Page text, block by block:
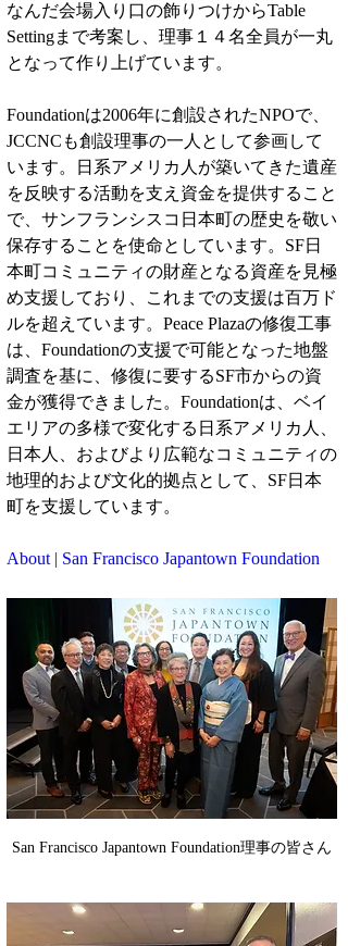
なんだ会場入り口の飾りつけからTable
Settingまで考案し、理事１４名全員が一丸
となって作り上げています。
Foundationは2006年に創設されたNPOで、
JCCNCも創設理事の一人として参画して
います。日系アメリカ人が築いてきた遺産
を反映する活動を支え資金を提供すること
で、サンフランシスコ日本町の歴史を敬い
保存することを使命としています。SF日
本町コミュニティの財産となる資産を見極
め支援しており、これまでの支援は百万ド
ルを超えています。Peace Plazaの修復工事
は、Foundationの支援で可能となった地盤
調査を基に、修復に要するSF市からの資
金が獲得できました。Foundationは、ベイ
エリアの多様で変化する日系アメリカ人、
日本人、およびより広範なコミュニティの
地理的および文化的拠点として、SF日本
町を支援しています。
About | San Francisco Japantown Foundation
San Francisco Japantown Foundation理事の皆さん